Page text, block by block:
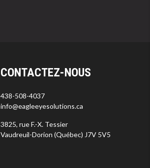
CONTACTEZ-NOUS
438-508-4037
info@eagleeyesolutions.ca
3825, rue F.-X. Tessier
Vaudreuil-Dorion (Québec) J7V 5V5